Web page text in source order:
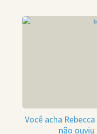
Você acha
não